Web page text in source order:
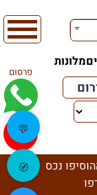
מלונות
פרסום
הוסיפו נכס
💬
🧭